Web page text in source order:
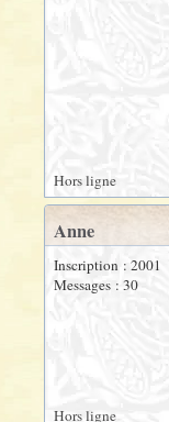
Hors ligne
Anne
Inscription : 2001
Messages : 30
Hors ligne